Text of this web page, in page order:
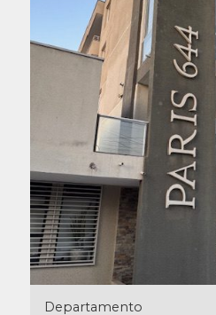
Departamento